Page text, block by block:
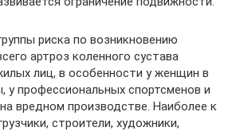
риска по возникновению
артроз коленного сустава
лиц, в особенности у женщин в
у профессиональных спортсменов и
вредном производстве. Наиболее к
строители, художники,